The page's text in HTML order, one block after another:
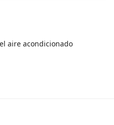
aire acondicionado